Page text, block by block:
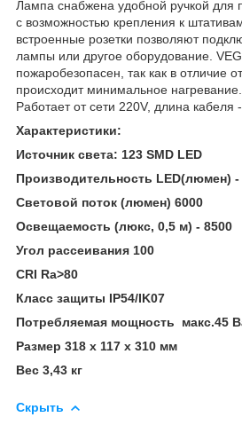
Лампа снабжена удобной ручкой для
с возможностью крепления к
встроенные розетки позволяют
лампы или другое оборудование.
пожаробезопасен, так как в отличие
происходит минимальное нагревание.
Работает от сети 220V, длина кабеля
Характеристики:
Источник света: 123 SMD LED
Производительность LED(люмен) -
Световой поток (люмен) 6000
Освещаемость (люкс, 0,5 м) - 8500
Угол рассеивания 100
СRI Ra>80
Класс защиты IP54/IK07
Потребляемая мощность макс.45
Размер 318 х 117 х 310 мм
Вес 3,43 кг
Скрыть